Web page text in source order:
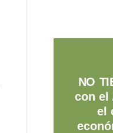
NO
con el
el